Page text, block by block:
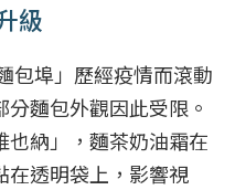
級
包埠」歷經疫情而滾動
麵包外觀因此受限。
納」，麵茶奶油霜在
在透明袋上，影響視